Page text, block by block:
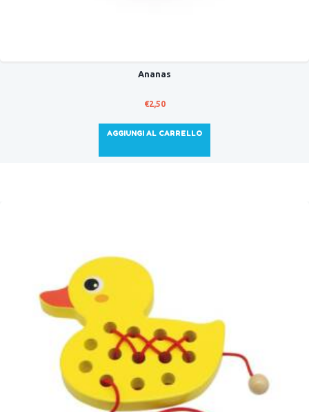
Ananas
€2,50
AGGIUNGI AL CARRELLO